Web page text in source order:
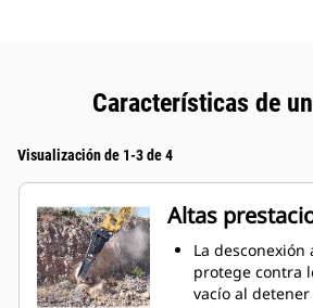
Características de
Visualización de 1-3 de 4
Altas
La desconexión
protege contra
vacío al